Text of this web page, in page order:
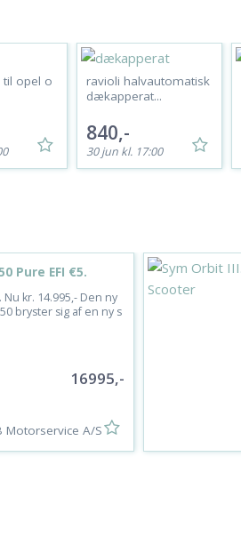
til opel o
ravioli halvautomatisk
dækapperat...
840,-
30 jun kl. 17:00
Pure EFI €5.
Nu kr. 14.995,- Den ny
bryster sig af en ny s
16995,-
Motorservice A/S